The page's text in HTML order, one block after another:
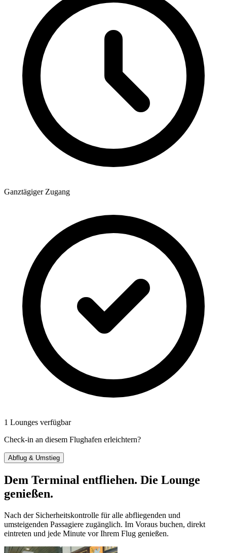
Ganztägiger Zugang
1 Lounges verfügbar
Check-in an diesem Flughafen erleichtern?
Abflug & Umstieg
Dem Terminal entfliehen. Die Lounge
genießen.
Nach der Sicherheitskontrolle für alle abfliegenden und
umsteigenden Passagiere zugänglich. Im Voraus buchen, direkt
eintreten und jede Minute vor Ihrem Flug genießen.